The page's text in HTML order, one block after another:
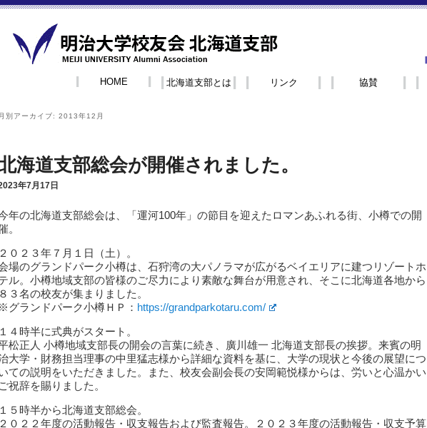
HOME 北海道支部とは リンク 協賛
月別アーカイブ: 2013年12月
海道支部総会が開催されました。
年7月17日
年の北海道支部総会は、「運河100年」の節目を迎えたロマンあふれる街、小樽での開
。
２０２３年７月１日（土）。
場のグランドパーク小樽は、石狩湾の大パノラマが広がるベイエリアに建つリゾートホ
ル。小樽地域支部の皆様のご尽力により素敵な舞台が用意され、そこに北海道各地から
８３名の校友が集まりました。
※グランドパーク小樽ＨＰ： https://grandparkotaru.com/
１４時半に式典がスタート。
松正人 小樽地域支部長の開会の言葉に続き、廣川雄一 北海道支部長の挨拶。来賓の明
大学・財務担当理事の中里猛志様から詳細な資料を基に、大学の現状と今後の展望につ
ての説明をいただきました。また、校友会副会長の安岡範悦様からは、労いと心温かい
ご祝辞を賜りました。
１５時半から北海道支部総会。
２０２２年度の活動報告・収支報告および監査報告。２０２３年度の活動報告・収支予算